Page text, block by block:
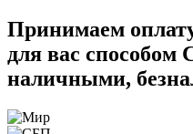
Принимаем
для вас способом
наличными,